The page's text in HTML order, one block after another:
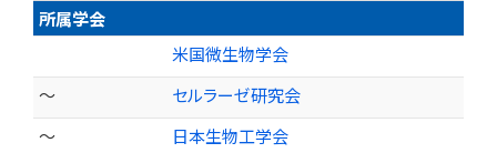
所属学会
米国微生物学会
～
セルラーゼ研究会
～
日本生物工学会